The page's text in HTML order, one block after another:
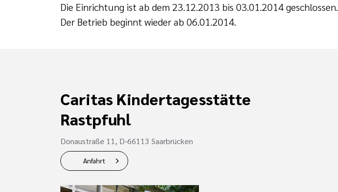
Die Einrichtung ist ab dem 23.12.2013 bis 03.01.2014 geschlossen.
Der Betrieb beginnt wieder ab 06.01.2014.
Caritas Kindertagesstätte
Rastpfuhl
Donaustraße 11, D-66113 Saarbrücken
Anfahrt